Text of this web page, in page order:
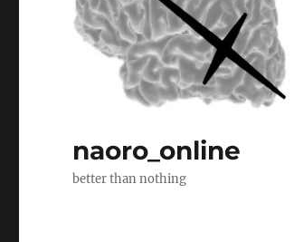
naoro_online
better than nothing